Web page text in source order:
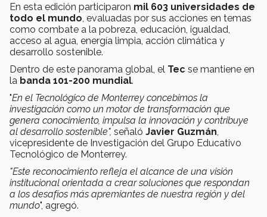
En esta edición participaron mil 603 universidades de
todo el mundo , evaluadas por sus acciones en temas
como combate a la pobreza, educación, igualdad,
acceso al agua, energía limpia, acción climática y
desarrollo sostenible.
Dentro de este panorama global, el Tec se mantiene en
la banda 101-200 mundial.
"En el Tecnológico de Monterrey concebimos la
investigación como un motor de transformación que
genera conocimiento, impulsa la innovación y contribuye
al desarrollo sostenible", señaló Javier Guzmán
vicepresidente de Investigación del Grupo Educativo
Tecnológico de Monterrey.
"Este reconocimiento refleja el alcance de una visión
institucional orientada a crear soluciones que respondan
a los desafíos más apremiantes de nuestra región y del
mundo", agregó.